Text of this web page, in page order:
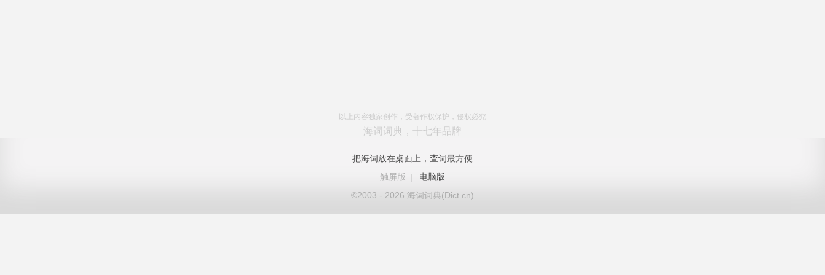
以上内容独家创作，受著作权保护，侵权必究
海词词典，十七年品牌
把海词放在桌面上，查词最方便
触屏版
|
电脑版
©2003 - 2026 海词词典(Dict.cn)